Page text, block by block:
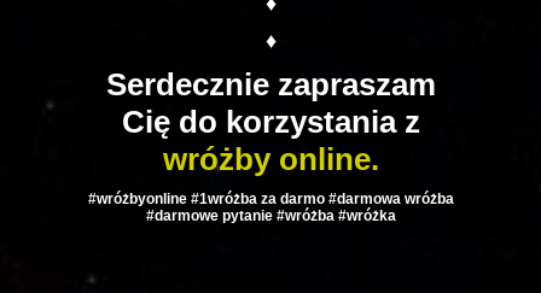
♦
Serdecznie zapraszam
Cię do korzystania z
wróżby online.
#wróżbyonline #1wróżba za darmo #darmowa wróżba
#darmowe pytanie #wróżba #wróżka